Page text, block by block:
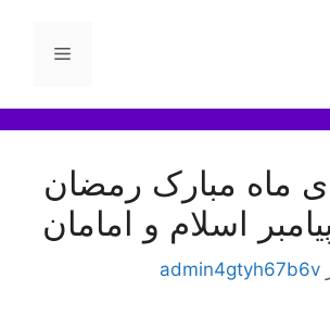
فهرست
ماه مبارک رمضان
اسلام و امامان
admin4gtyh67b6v